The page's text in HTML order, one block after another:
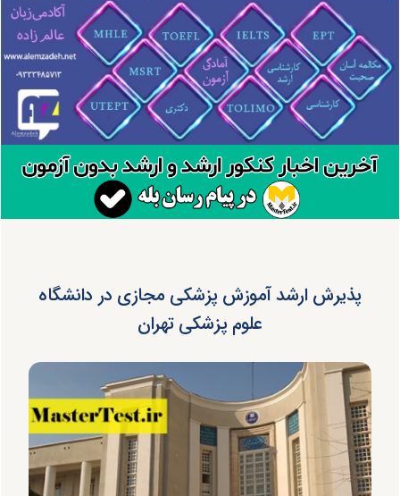
پذیرش ارشد آموزش پزشکی مجازی در دانشگاه
علوم پزشکی تهران